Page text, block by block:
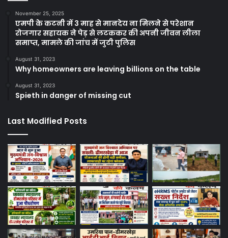
November 25, 2025
एमपी के कटनी में 3 माह से मानदेय ना मिलने से परेशान
रोजगार सहायक ने पेड़ से लटककर की अपनी जीवन लीला
समाप्त, मामले की जांच में जुटी पुलिस
August 31, 2023
Why homeowners are leaving billions on the table
August 31, 2023
Spieth in danger of missing cut
Last Modified Posts